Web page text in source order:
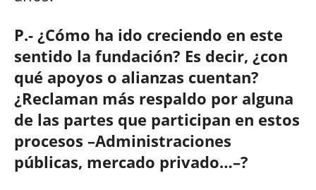
P.- ¿Cómo ha ido creciendo en este
sentido la fundación? Es decir, ¿con
qué apoyos o alianzas cuentan?
¿Reclaman más respaldo por alguna
de las partes que participan en estos
procesos –Administraciones
públicas, mercado privado…–?